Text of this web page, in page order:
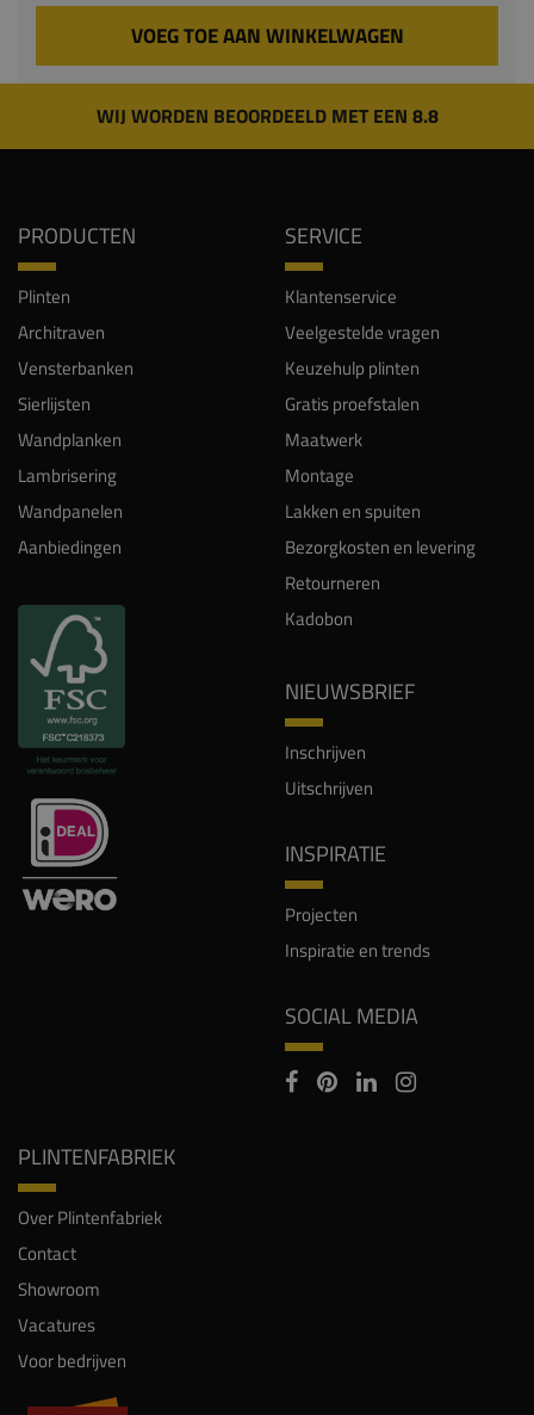
VOEG TOE AAN WINKELWAGEN
WIJ WORDEN BEOORDEELD MET EEN 8.8
PRODUCTEN
Plinten
Architraven
Vensterbanken
Sierlijsten
Wandplanken
Lambrisering
Wandpanelen
Aanbiedingen
SERVICE
Klantenservice
Veelgestelde vragen
Keuzehulp plinten
Gratis proefstalen
Maatwerk
Montage
Lakken en spuiten
Bezorgkosten en levering
Retourneren
Kadobon
NIEUWSBRIEF
Inschrijven
Uitschrijven
INSPIRATIE
Projecten
Inspiratie en trends
SOCIAL MEDIA
PLINTENFABRIEK
Over Plintenfabriek
Contact
Showroom
Vacatures
Voor bedrijven